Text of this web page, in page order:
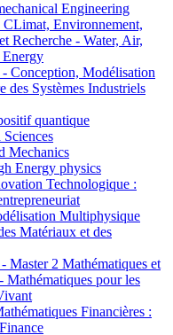
Engineering
Environnement,
Recherche - Water, Air,
Conception, Modélisation
des Systèmes Industriels
quantique
Mechanics
Energy physics
Technologique :
Multiphysique
Matériaux et des
2 Mathématiques et
Mathématiques pour les
Financières :